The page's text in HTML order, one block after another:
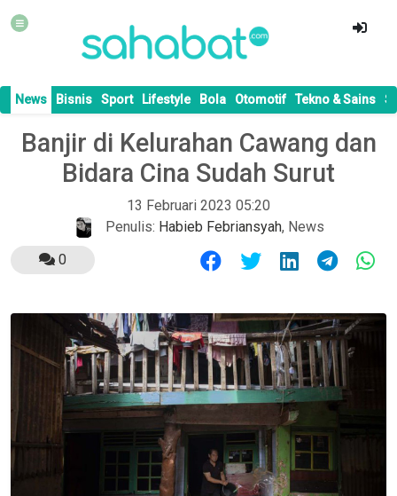
News Bisnis Sport Lifestyle Bola Otomotif Tekno & Sains
Banjir di Kelurahan Cawang dan
Bidara Cina Sudah Surut
13 Februari 2023 05:20
Penulis: Habieb Febriansyah, News
0